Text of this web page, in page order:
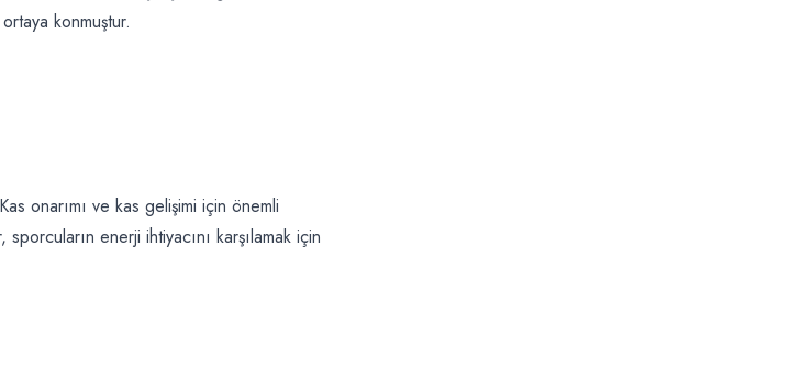
konmuştur.
onarımı ve kas gelişimi için önemli
enerji ihtiyacını karşılamak için